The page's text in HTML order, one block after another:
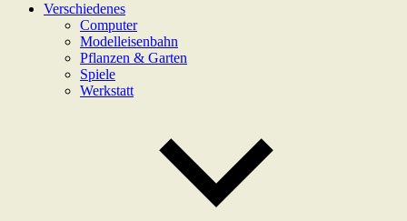
Verschiedenes
Computer
Modelleisenbahn
Pflanzen & Garten
Spiele
Werkstatt